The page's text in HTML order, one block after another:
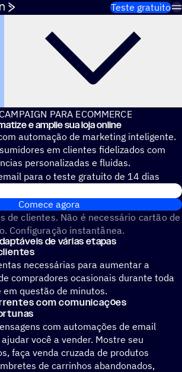
Teste gratuito
PARA ECOMMERCE
e amplie sua loja online
automação de marketing inteligente.
em clientes fidelizados com
personalizadas e fluidas.
para o teste gratuito de 14 dias
Comece agora
de clientes. Não é necessário cartão de
Configuração instantânea.
de várias etapas
necessárias para aumentar a
compradores ocasionais durante toda
questão de minutos.
com comunicações
com automações de email
você a vender. Mostre seu
faça venda cruzada de produtos
de carrinhos abandonados,